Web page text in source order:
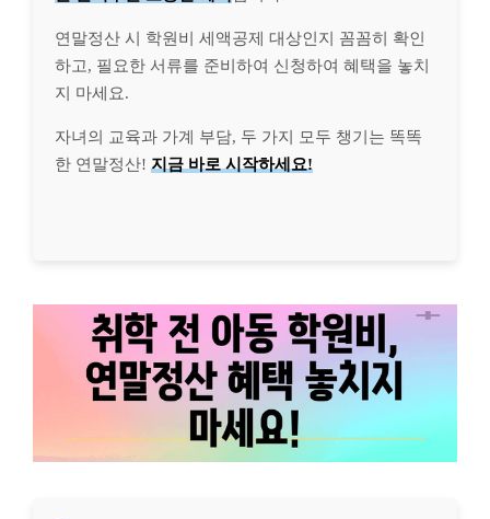
연말정산 시 학원비 세액공제 대상인지 꼼꼼히 확인
하고, 필요한 서류를 준비하여 신청하여 혜택을 놓치
지 마세요.
자녀의 교육과 가계 부담, 두 가지 모두 챙기는 똑똑
한 연말정산! 지금 바로 시작하세요!